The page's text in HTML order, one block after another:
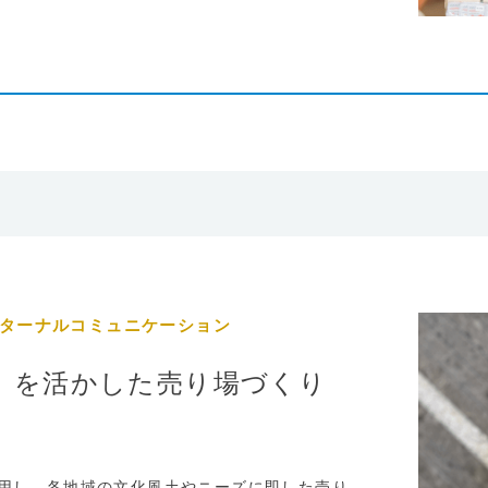
ーナルコミュニケーション
活かした売り場づくり